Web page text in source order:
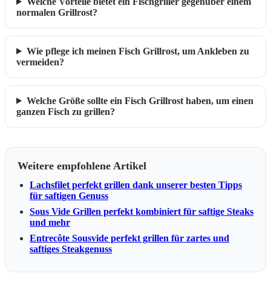
normalen Grillrost?
Wie pflege ich meinen Fisch Grillrost, um Ankleben zu
vermeiden?
Welche Größe sollte ein Fisch Grillrost haben, um einen
ganzen Fisch zu grillen?
Weitere empfohlene Artikel
Lachsfilet perfekt grillen dank unserer besten Tipps
für saftigen Genuss
Sous Vide Grillen perfekt kombiniert für saftige Steaks
und mehr
Entrecôte Sousvide perfekt grillen für zartes und
saftiges Steakgenuss